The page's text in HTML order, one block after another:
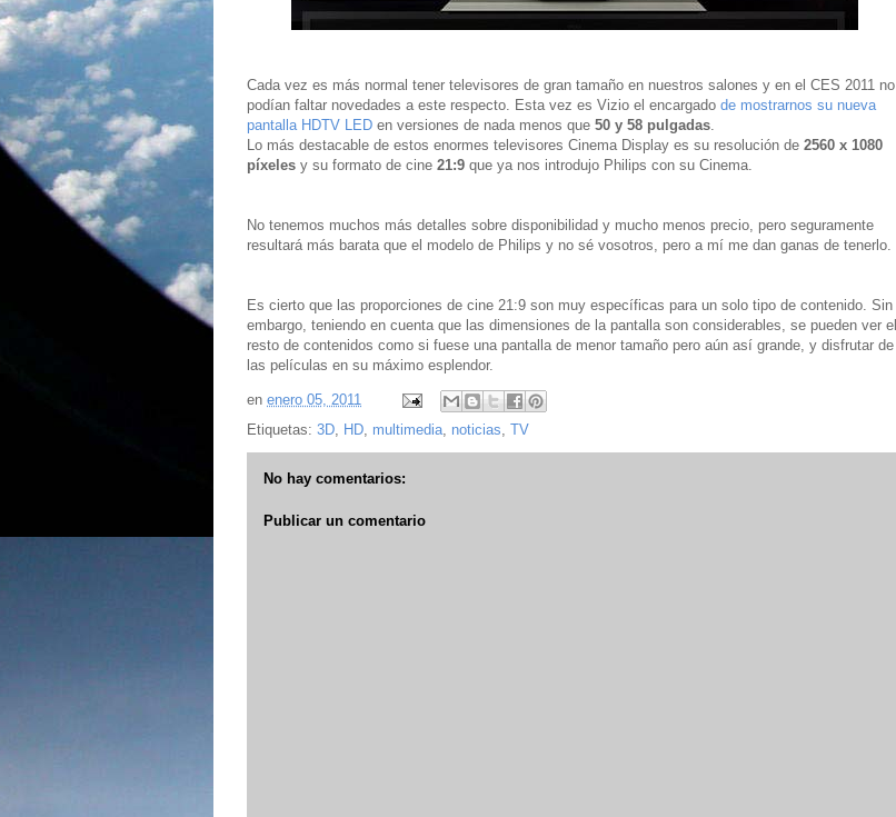
Cada vez es más normal tener televisores de gran tamaño en nuestros salones y en el CES 2011 no
podían faltar novedades a este respecto. Esta vez es Vizio el encargado de mostrarnos su nueva
pantalla HDTV LED en versiones de nada menos que 50 y 58 pulgadas.
Lo más destacable de estos enormes televisores Cinema Display es su resolución de 2560 x 1080
píxeles y su formato de cine 21:9 que ya nos introdujo Philips con su Cinema.
No tenemos muchos más detalles sobre disponibilidad y mucho menos precio, pero seguramente
resultará más barata que el modelo de Philips y no sé vosotros, pero a mí me dan ganas de tenerlo.
Es cierto que las proporciones de cine 21:9 son muy específicas para un solo tipo de contenido. Sin
embargo, teniendo en cuenta que las dimensiones de la pantalla son considerables, se pueden ver el
resto de contenidos como si fuese una pantalla de menor tamaño pero aún así grande, y disfrutar de
las películas en su máximo esplendor.
en enero 05, 2011
Etiquetas: 3D, HD, multimedia, noticias, TV
No hay comentarios:
Publicar un comentario